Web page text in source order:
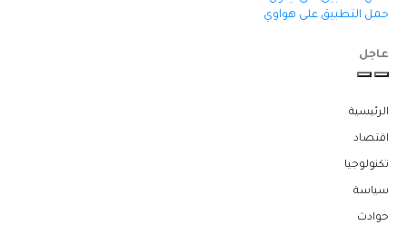
حمل التطبيق على هواوي
عاجل
الرئيسية
اقتصاد
تكنولوجيا
سياسة
حوادث